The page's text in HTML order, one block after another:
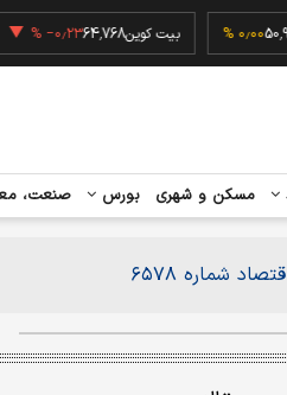
50,991۰٫۰۰ % بیت کوین64,768‎−۰٫۲۳ %
مسکن و شهری بورس صنعت،
شماره ۶۵۷۸